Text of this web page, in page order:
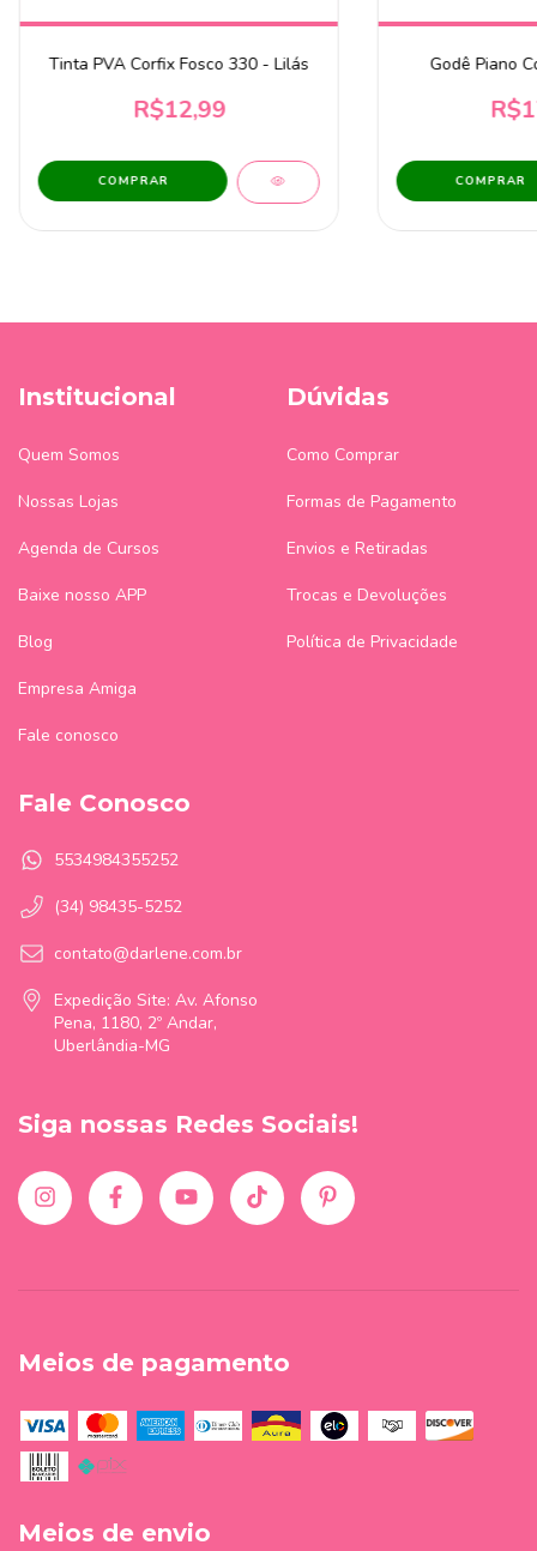
Tinta PVA Corfix Fosco 330 - Lilás
R$12,99
COMPRAR
Godê Piano
Institucional
Quem Somos
Nossas Lojas
Agenda de Cursos
Baixe nosso APP
Blog
Empresa Amiga
Fale conosco
Dúvidas
Como Comprar
Formas de Pagamento
Envios e Retiradas
Trocas e Devoluções
Política de Privacidade
Fale Conosco
5534984355252
(34) 98435-5252
contato@darlene.com.br
Expedição Site: Av. Afonso
Pena, 1180, 2º Andar,
Uberlândia-MG
Siga nossas Redes Sociais!
Meios de pagamento
Meios de envio